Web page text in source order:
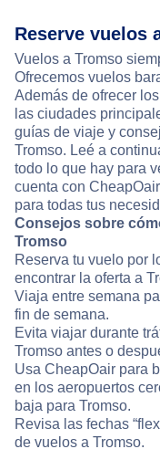
Reserve vuelos
Vuelos a Tromso
Ofrecemos vuelos
Además de ofrecer
las ciudades
guías de viaje y
Tromso. Leé a
todo lo que hay para
cuenta con
para todas tus
Consejos sobre
Tromso
Reserva tu vuelo por
encontrar la oferta a
Viaja entre semana
fin de semana.
Evita viajar durante
Tromso antes o
Usa CheapOair para
en los aeropuertos
baja para Tromso.
Revisa las fechas
de vuelos a Tromso.